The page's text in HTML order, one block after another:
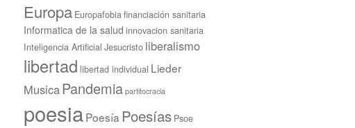
Europa Europafobiafinanciación sanitaria
Informatica de la salud innovacion sanitaria
Inteligencia Artificial Jesucristo liberalismo
libertad libertad individual Lieder
MusicaPandemia partitocracia
poesiaPoesía Poesías Psoe